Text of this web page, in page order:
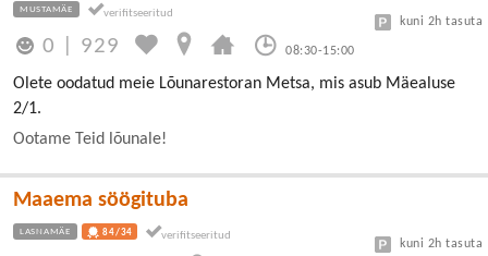
MUSTAMÄE
0 929 08:30-15:00
kuni 2h tasuta
Olete oodatud meie Lõunarestoran Metsa, mis asub Mäealuse
2/1.
Ootame Teid lõunale!
Maaema söögituba
LASNAMÄE 84/34
kuni 2h tasuta